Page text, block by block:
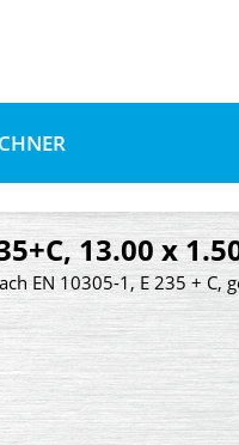
13.00 x
EN 10305-1, E 235 + C,